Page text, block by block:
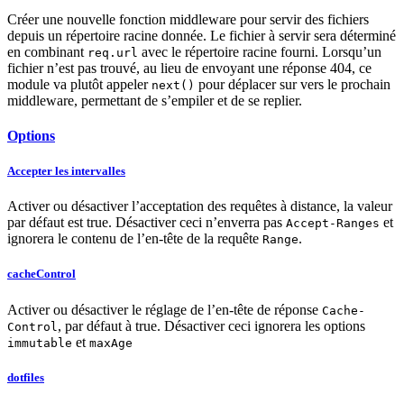
Créer une nouvelle fonction middleware pour servir des fichiers
depuis un répertoire racine donnée. Le fichier à servir sera déterminé
en combinant req.url avec le répertoire racine fourni. Lorsqu’un
fichier n’est pas trouvé, au lieu de envoyant une réponse 404, ce
module va plutôt appeler next() pour déplacer sur vers le prochain
middleware, permettant de s’empiler et de se replier.
Options
Accepter les intervalles
Activer ou désactiver l’acceptation des requêtes à distance, la valeur
par défaut est true. Désactiver ceci n’enverra pas Accept-Ranges et
ignorera le contenu de l’en-tête de la requête Range.
cacheControl
Activer ou désactiver le réglage de l’en-tête de réponse Cache-
Control , par défaut à true. Désactiver ceci ignorera les options
immutable et maxAge
dotfiles